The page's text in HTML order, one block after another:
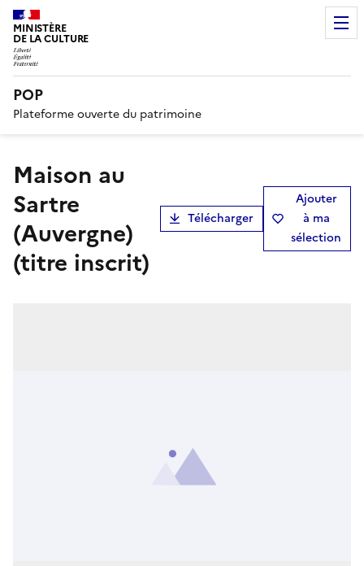
MINISTÈRE
DE LA CULTURE
POP
Plateforme ouverte du patrimoine
Maison au
Sartre
(Auvergne)
(titre inscrit)
Télécharger
Ajouter
à ma
sélection